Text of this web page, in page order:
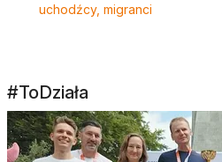
uchodźcy, migranci
#ToDziała